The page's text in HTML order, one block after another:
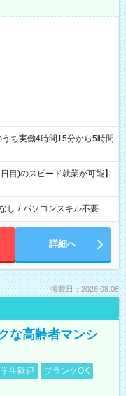
目)のスピード就業が可能】
し / パソコンスキル不要
詳細へ
掲載日：2026.08.08
な高齢者マンシ
生歓迎
ブランクOK